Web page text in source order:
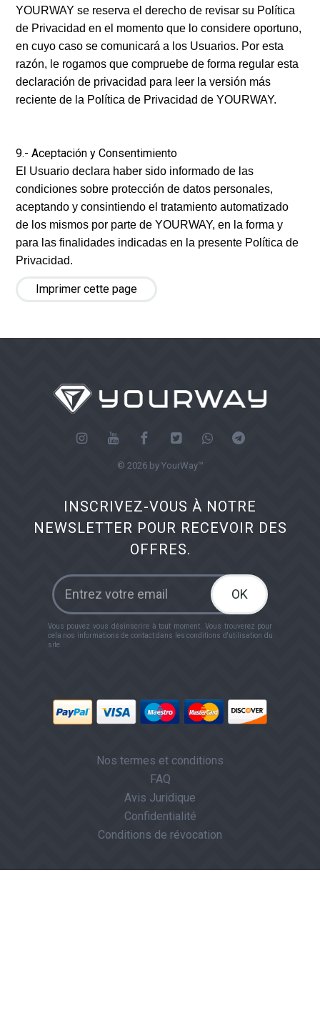
YOURWAY se reserva el derecho de revisar su Política
de Privacidad en el momento que lo considere oportuno,
en cuyo caso se comunicará a los Usuarios. Por esta
razón, le rogamos que compruebe de forma regular esta
declaración de privacidad para leer la versión más
reciente de la Política de Privacidad de YOURWAY.
9.- Aceptación y Consentimiento
El Usuario declara haber sido informado de las
condiciones sobre protección de datos personales,
aceptando y consintiendo el tratamiento automatizado
de los mismos por parte de YOURWAY, en la forma y
para las finalidades indicadas en la presente Política de
Privacidad.
© 2026 by YourWay™
INSCRIVEZ-VOUS À NOTRE
NEWSLETTER POUR RECEVOIR DES
OFFRES.
OK
Vous pouvez vous désinscrire à tout moment. Vous trouverez pour
cela nos informations de contact dans les conditions d'utilisation du
site.
Nos termes et conditions
FAQ
Avis Juridique
Confidentialité
Conditions de révocation